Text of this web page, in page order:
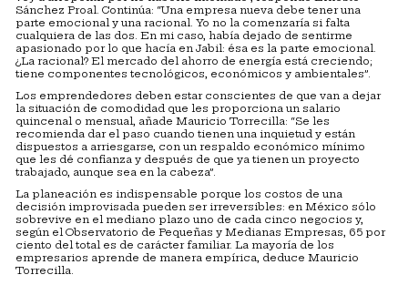
Sánchez Proal. Continúa: “Una empresa nueva debe tener una
parte emocional y una racional. Yo no la comenzaría si falta
cualquiera de las dos. En mi caso, había dejado de sentirme
apasionado por lo que hacía en Jabil: ésa es la parte emocional.
¿La racional? El mercado del ahorro de energía está creciendo;
tiene componentes tecnológicos, económicos y ambientales”.
Los emprendedores deben estar conscientes de que van a dejar
la situación de comodidad que les proporciona un salario
quincenal o mensual, añade Mauricio Torrecilla: “Se les
recomienda dar el paso cuando tienen una inquietud y están
dispuestos a arriesgarse, con un respaldo económico mínimo
que les dé confianza y después de que ya tienen un proyecto
trabajado, aunque sea en la cabeza”.
La planeación es indispensable porque los costos de una
decisión improvisada pueden ser irreversibles: en México sólo
sobrevive en el mediano plazo uno de cada cinco negocios y,
según el Observatorio de Pequeñas y Medianas Empresas, 65 por
ciento del total es de carácter familiar. La mayoría de los
empresarios aprende de manera empírica, deduce Mauricio
Torrecilla.